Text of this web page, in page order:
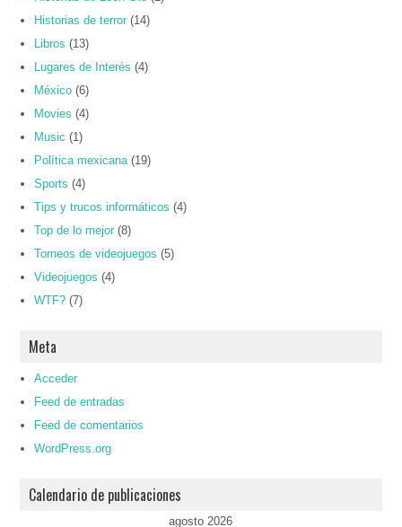
Historias de terror (14)
Libros (13)
Lugares de Interés (4)
México (6)
Movies (4)
Music (1)
Política mexicana (19)
Sports (4)
Tips y trucos informáticos (4)
Top de lo mejor (8)
Torneos de videojuegos (5)
Videojuegos (4)
WTF? (7)
Meta
Acceder
Feed de entradas
Feed de comentarios
WordPress.org
Calendario de publicaciones
agosto 2026